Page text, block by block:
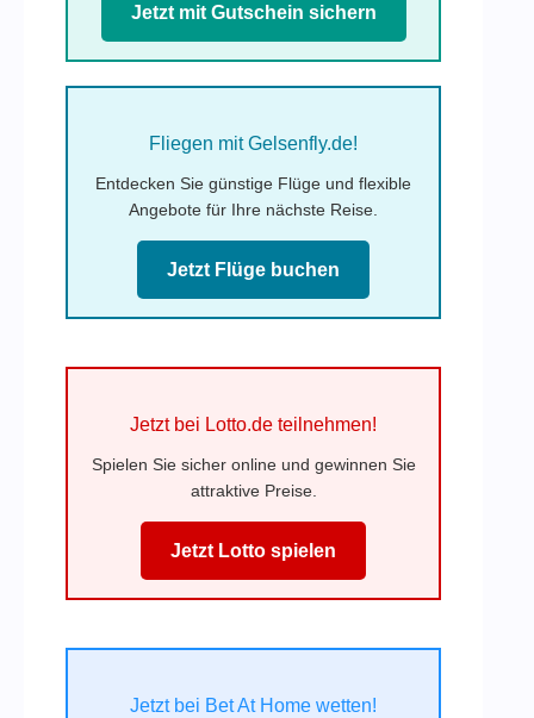
Jetzt mit Gutschein sichern
Fliegen mit Gelsenfly.de!
Entdecken Sie günstige Flüge und flexible
Angebote für Ihre nächste Reise.
Jetzt Flüge buchen
Jetzt bei Lotto.de teilnehmen!
Spielen Sie sicher online und gewinnen Sie
attraktive Preise.
Jetzt Lotto spielen
Jetzt bei Bet At Home wetten!